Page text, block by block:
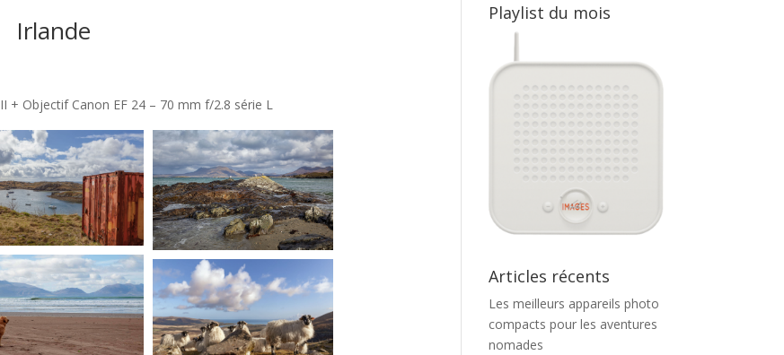
Irlande
+ Objectif Canon EF 24 – 70 mm f/2.8 série L
Playlist du mois
Articles récents
Les meilleurs appareils photo
compacts pour les aventures
nomades